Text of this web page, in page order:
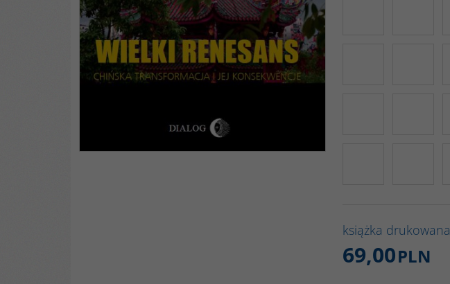
książka drukowana
69,00PLN